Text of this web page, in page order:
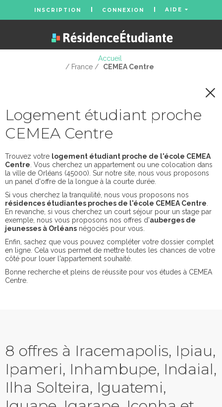
INSCRIPTION CONNEXION AIDE
Accueil
/ France /
CEMEA Centre
Logement étudiant proche
CEMEA Centre
Trouvez votre logement étudiant proche de l'école CEMEA
Centre . Vous cherchez un appartement ou une colocation dans
la ville de Orléans (45000). Sur notre site, nous vous proposons
un panel d'offre de la longue à la courte durée.
Si vous cherchez la tranquilité, nous vous proposons nos
résidences étudiantes proches de l'école CEMEA Centre
En revanche, si vous cherchez un court séjour pour un stage par
exemple, nous vous proposons nos offres d'auberges de
jeunesses à Orléans négociés pour vous.
Enfin, sachez que vous pouvez compléter votre dossier complet
en ligne. Cela vous permet de mettre toutes les chances de votre
côté pour louer l'appartement souhaité.
Bonne recherche et pleins de réussite pour vos études à CEMEA
Centre.
8 offres à Iracemapolis, Ipiau,
Ipameri, Inhambupe, Indaial,
Ilha Solteira, Iguatemi,